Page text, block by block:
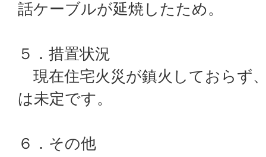
話ケーブルが延焼したため。
５．措置状況
現在住宅火災が鎮火しておらず
は未定です。
６．その他